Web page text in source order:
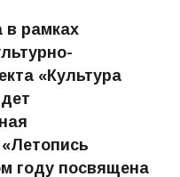
рамках
«Культура